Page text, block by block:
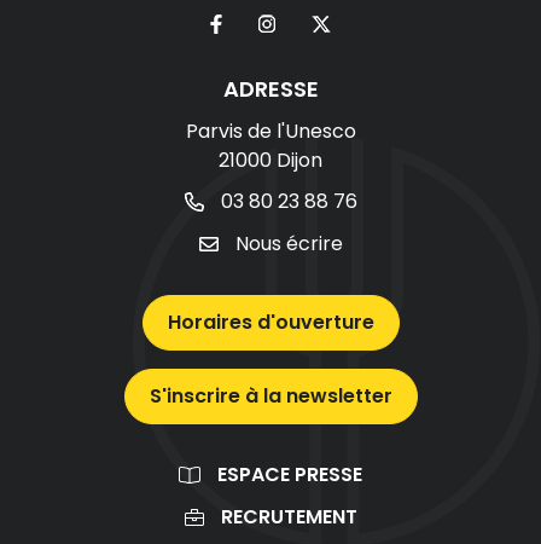
ADRESSE
Parvis de l'Unesco
21000 Dijon
03 80 23 88 76
Nous écrire
Horaires d'ouverture
S'inscrire à la newsletter
ESPACE PRESSE
RECRUTEMENT